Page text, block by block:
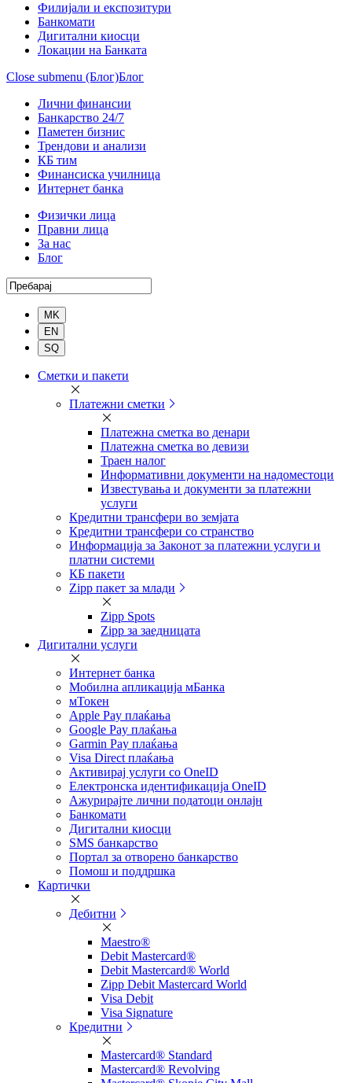
Филијали и експозитури
Банкомати
Дигитални киосци
Локации на Банката
Close submenu (Блог)Блог
Лични финансии
Банкарство 24/7
Паметен бизнис
Трендови и анализи
КБ тим
Финансиска училница
Интернет банка
Физички лица
Правни лица
За нас
Блог
Пребарај
Комерцијална
Сметки и пакети
Платежни сметки
Платежна сметка во денари
Платежна сметка во девизи
Траен налог
Информативни документи на надоместоци
Известувања и документи за платежни
услуги
Кредитни трансфери во земјата
Кредитни трансфери со странство
Информација за Законот за платежни услуги и
платни системи
КБ пакети
Zipp пакет за млади
Zipp Spots
Zipp за заедницата
Дигитални услуги
Интернет банка
Мобилна апликација мБанка
мТокен
Apple Pay плаќања
Google Pay плаќања
Garmin Pay плаќања
Visa Direct плаќања
Активирај услуги со OneID
Електронска идентификација OneID
Ажурирајте лични податоци онлајн
Банкомати
Дигитални киосци
SMS банкарство
Портал за отворeно банкарство
Помош и поддршка
Картички
Дебитни
Maestro®
Debit Mastercard®
Debit Mastercard® World
Zipp Debit Mastercard World
Visa Debit
Visa Signature
Кредитни
Mastercard® Standard
Mastercard® Revolving